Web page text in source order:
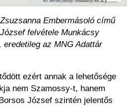
Embermásoló című
felvétele Munkácsy
eredetileg az MNG Adattár
ezért annak a lehetősége
nem Szamossy-t, hanem
József szintén jelentős